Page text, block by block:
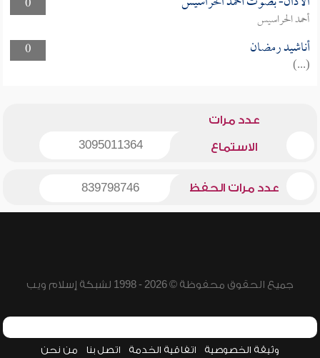
أحمد الحراسيس
0
أناشيد رمضان
(...)
عدد مرات
الاستماع 3095011364
عدد مرات الحفظ 839798746
جميع الحقوق محفوظة © 2026 - 1998 لشبكة إسلام ويب
وثيقة الخصوصية اتفاقية الخدمة اتصل بنا من نحن